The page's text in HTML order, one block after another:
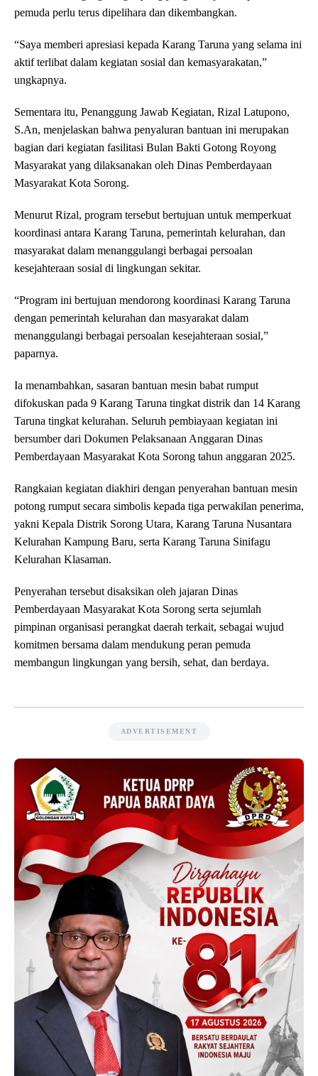
pemuda perlu terus dipelihara dan dikembangkan.
“Saya memberi apresiasi kepada Karang Taruna yang selama ini
aktif terlibat dalam kegiatan sosial dan kemasyarakatan,”
ungkapnya.
Sementara itu, Penanggung Jawab Kegiatan, Rizal Latupono,
S.An, menjelaskan bahwa penyaluran bantuan ini merupakan
bagian dari kegiatan fasilitasi Bulan Bakti Gotong Royong
Masyarakat yang dilaksanakan oleh Dinas Pemberdayaan
Masyarakat Kota Sorong.
Menurut Rizal, program tersebut bertujuan untuk memperkuat
koordinasi antara Karang Taruna, pemerintah kelurahan, dan
masyarakat dalam menanggulangi berbagai persoalan
kesejahteraan sosial di lingkungan sekitar.
“Program ini bertujuan mendorong koordinasi Karang Taruna
dengan pemerintah kelurahan dan masyarakat dalam
menanggulangi berbagai persoalan kesejahteraan sosial,”
paparnya.
Ia menambahkan, sasaran bantuan mesin babat rumput
difokuskan pada 9 Karang Taruna tingkat distrik dan 14 Karang
Taruna tingkat kelurahan. Seluruh pembiayaan kegiatan ini
bersumber dari Dokumen Pelaksanaan Anggaran Dinas
Pemberdayaan Masyarakat Kota Sorong tahun anggaran 2025.
Rangkaian kegiatan diakhiri dengan penyerahan bantuan mesin
potong rumput secara simbolis kepada tiga perwakilan penerima,
yakni Kepala Distrik Sorong Utara, Karang Taruna Nusantara
Kelurahan Kampung Baru, serta Karang Taruna Sinifagu
Kelurahan Klasaman.
Penyerahan tersebut disaksikan oleh jajaran Dinas
Pemberdayaan Masyarakat Kota Sorong serta sejumlah
pimpinan organisasi perangkat daerah terkait, sebagai wujud
komitmen bersama dalam mendukung peran pemuda
membangun lingkungan yang bersih, sehat, dan berdaya.
ADVERTISEMENT